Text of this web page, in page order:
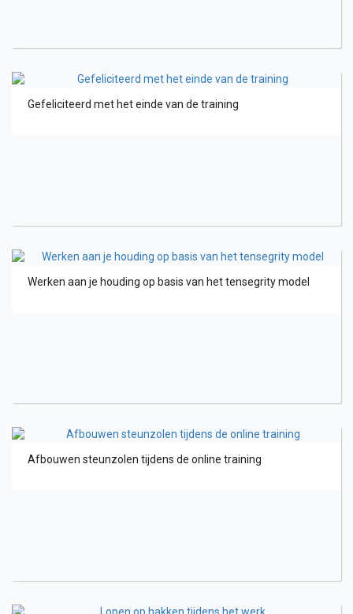
Gefeliciteerd met het einde van de training
Werken aan je houding op basis van het tensegrity model
Afbouwen steunzolen tijdens de online training